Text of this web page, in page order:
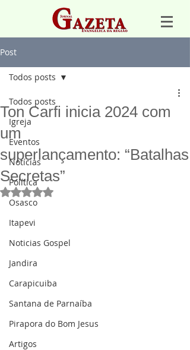
Post
Todos posts
Igreja
Eventos
Notícias
Política
Osasco
Itapevi
Noticias Gospel
Jandira
Carapicuiba
Santana de Parnaíba
Pirapora do Bom Jesus
Artigos
Todos posts
Ton Carfi inicia 2024 com
um
superlançamento: “Batalhas
Secretas”
Avaliado com NaN de 5 estrelas.